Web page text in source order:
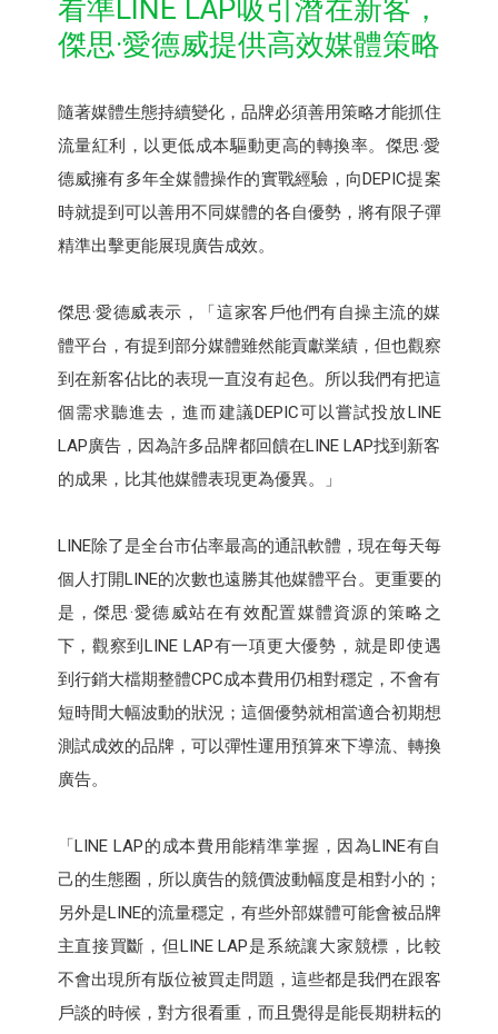
看準LINE LAP吸引潛在新客，
傑思·愛德威提供高效媒體策略
隨著媒體生態持續變化，品牌必須善用策略才能抓住
流量紅利，以更低成本驅動更高的轉換率。傑思·愛
德威擁有多年全媒體操作的實戰經驗，向DEPIC提案
時就提到可以善用不同媒體的各自優勢，將有限子彈
精準出擊更能展現廣告成效。
傑思·愛德威表示，「這家客戶他們有自操主流的媒
體平台，有提到部分媒體雖然能貢獻業績，但也觀察
到在新客佔比的表現一直沒有起色。所以我們有把這
個需求聽進去，進而建議DEPIC可以嘗試投放LINE
LAP廣告，因為許多品牌都回饋在LINE LAP找到新客
的成果，比其他媒體表現更為優異。」
LINE除了是全台市佔率最高的通訊軟體，現在每天每
個人打開LINE的次數也遠勝其他媒體平台。更重要的
是，傑思·愛德威站在有效配置媒體資源的策略之
下，觀察到LINE LAP有一項更大優勢，就是即使遇
到行銷大檔期整體CPC成本費用仍相對穩定，不會有
短時間大幅波動的狀況；這個優勢就相當適合初期想
測試成效的品牌，可以彈性運用預算來下導流、轉換
廣告。
「LINE LAP的成本費用能精準掌握，因為LINE有自
己的生態圈，所以廣告的競價波動幅度是相對小的；
另外是LINE的流量穩定，有些外部媒體可能會被品牌
主直接買斷，但LINE LAP是系統讓大家競標，比較
不會出現所有版位被買走問題，這些都是我們在跟客
戶談的時候，對方很看重，而且覺得是能長期耕耘的